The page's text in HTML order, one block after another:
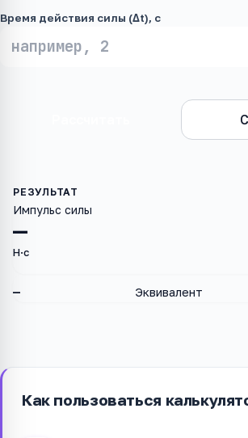
Время действия силы (Δt), с
—
Импульс силы
Н·с
— Эквивалент
Как пользоваться